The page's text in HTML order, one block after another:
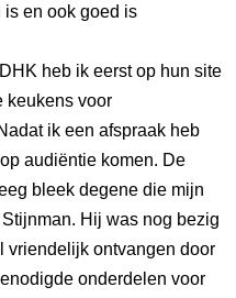
is en ook goed is
heb ik eerst op hun site
keukens voor
ik een afspraak heb
audiëntie komen. De
bleek degene die mijn
Hij was nog bezig
vriendelijk ontvangen door
onderdelen voor